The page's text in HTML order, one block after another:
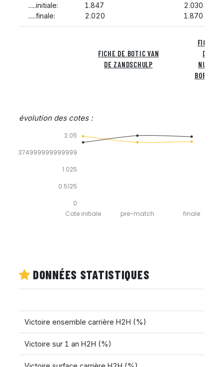
.....initiale:
.....finale:
1.847
2.020
2.030
1.870
FICHE DE BOTIC VAN
DE ZANDSCHULP
FICHE
DE
NUNO
BORGES
évolution des cotes :
0
0.5125
1.025
1.5374999999999999
2.05
finale
pre-match
Cote initiale
DONNÉES STATISTIQUES
Victoire ensemble carrière H2H (%)
Victoire sur 1 an H2H (%)